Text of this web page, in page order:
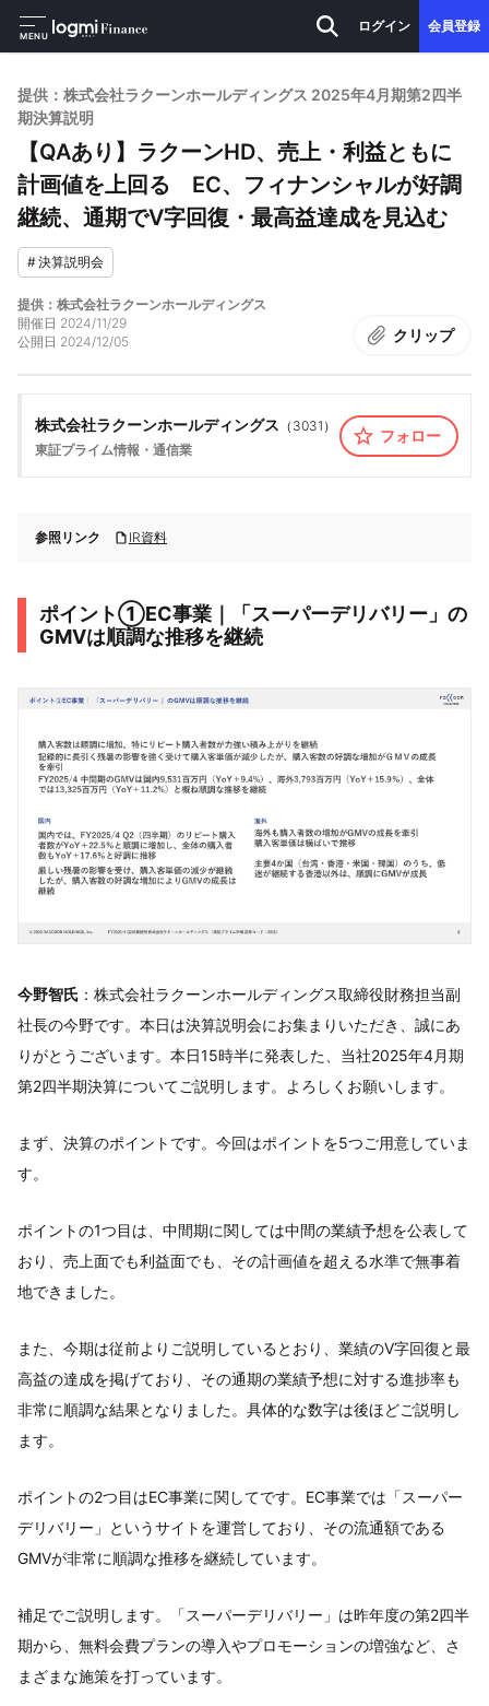
MENU
ログイン 会員登録
提供：株式会社ラクーンホールディングス 2025年4月期第2四半
期決算説明
【QAあり】ラクーンHD、売上・利益ともに
計画値を上回る EC、フィナンシャルが好調
継続、通期でV字回復・最高益達成を見込む
#決算説明会
提供：株式会社ラクーンホールディングス
開催日 2024/11/29
公開日 2024/12/05 クリップ
株式会社ラクーンホールディングス （ 3031 ）
東証プライム情報・通信業
フォロー
参照リンク IR資料
ポイント①EC事業｜「スーパーデリバリー」の
GMVは順調な推移を継続
今野智氏 ：株式会社ラクーンホールディングス取締役財務担当副
社長の今野です。本日は決算説明会にお集まりいただき、誠にあ
りがとうございます。本日15時半に発表した、当社2025年4月期
第2四半期決算についてご説明します。よろしくお願いします。
まず、決算のポイントです。今回はポイントを5つご用意していま
す。
ポイントの1つ目は、中間期に関しては中間の業績予想を公表して
おり、売上面でも利益面でも、その計画値を超える水準で無事着
地できました。
また、今期は従前よりご説明しているとおり、業績のV字回復と最
高益の達成を掲げており、その通期の業績予想に対する進捗率も
非常に順調な結果となりました。具体的な数字は後ほどご説明し
ます。
ポイントの2つ目はEC事業に関してです。EC事業では「スーパー
デリバリー」というサイトを運営しており、その流通額である
GMVが非常に順調な推移を継続しています。
補足でご説明します。「スーパーデリバリー」は昨年度の第2四半
期から、無料会費プランの導入やプロモーションの増強など、さ
まざまな施策を打っています。